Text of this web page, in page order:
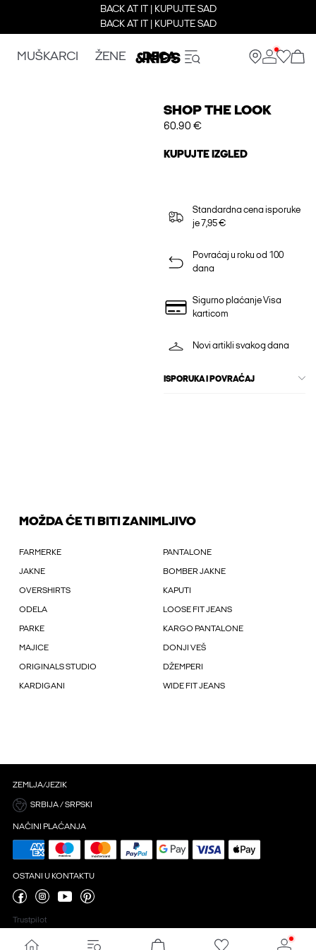
BACK AT IT | KUPUJTE SAD
BACK AT IT | KUPUJTE SAD
MUŠKARCI ŽENE DECA
SHOP THE LOOK
60.90 €
KUPUJTE IZGLED
Standardna cena isporuke
je 7,95 €
Povraćaj u roku od 100
dana
Sigurno plaćanje Visa
karticom
Novi artikli svakog dana
ISPORUKA I POVRAĆAJ
MOŽDA ĆE TI BITI ZANIMLJIVO
FARMERKE PANTALONE
JAKNE BOMBER JAKNE
OVERSHIRTS KAPUTI
ODELA LOOSE FIT JEANS
PARKE KARGO PANTALONE
MAJICE DONJI VEŠ
ORIGINALS STUDIO DŽEMPERI
KARDIGANI WIDE FIT JEANS
ZEMLJA/JEZIK
SRBIJA / SRPSKI
NAČINI PLAĆANJA
OSTANI U KONTAKTU
Trustpilot